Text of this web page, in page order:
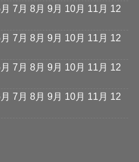
7月 8月 9月 10月 11月 12
7月 8月 9月 10月 11月 12
7月 8月 9月 10月 11月 12
7月 8月 9月 10月 11月 12